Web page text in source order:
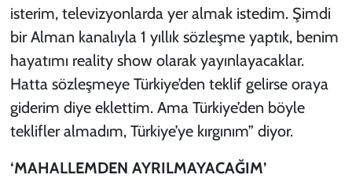
isterim, televizyonlarda yer almak istedim. Şimdi
bir Alman kanalıyla 1 yıllık sözleşme yaptık, benim
hayatımı reality show olarak yayınlayacaklar.
Hatta sözleşmeye Türkiye’den teklif gelirse oraya
giderim diye eklettim. Ama Türkiye’den böyle
teklifler almadım, Türkiye’ye kırgınım” diyor.
‘MAHALLEMDEN AYRILMAYACAĞIM’